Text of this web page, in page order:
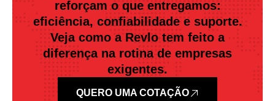
reforçam o que entregamos:
eficiência, confiabilidade e suporte.
Veja como a Revlo tem feito a
diferença na rotina de empresas
exigentes.
QUERO UMA COTAÇÃO